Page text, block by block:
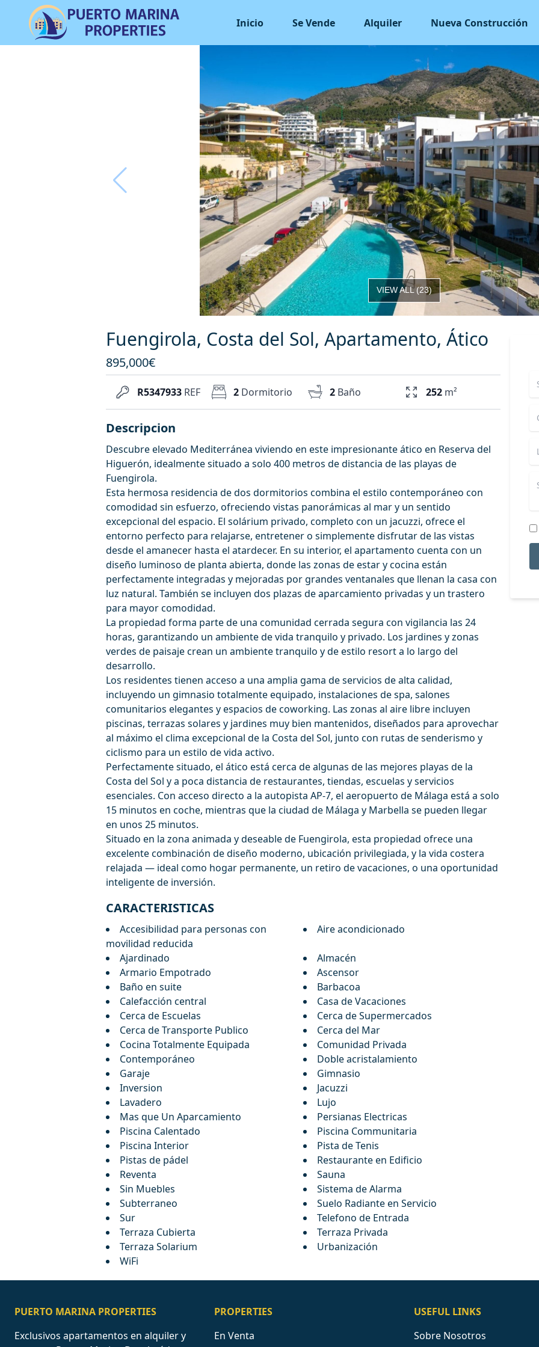
Inicio Se Vende Alquiler Nueva Construcción
VIEW ALL(23)
Fuengirola, Costa del Sol, Apartamento, Ático
895,000€
R5347933 REF 2 Dormitorio 2 Baño 252 m²
Descripcion
Descubre elevado Mediterránea viviendo en este impresionante ático en Reserva del
Higuerón, idealmente situado a solo 400 metros de distancia de las playas de
Fuengirola.
Esta hermosa residencia de dos dormitorios combina el estilo contemporáneo con
comodidad sin esfuerzo, ofreciendo vistas panorámicas al mar y un sentido
excepcional del espacio. El solárium privado, completo con un jacuzzi, ofrece el
entorno perfecto para relajarse, entretener o simplemente disfrutar de las vistas
desde el amanecer hasta el atardecer. En su interior, el apartamento cuenta con un
diseño luminoso de planta abierta, donde las zonas de estar y cocina están
perfectamente integradas y mejoradas por grandes ventanales que llenan la casa con
luz natural. También se incluyen dos plazas de aparcamiento privadas y un trastero
para mayor comodidad.
La propiedad forma parte de una comunidad cerrada segura con vigilancia las 24
horas, garantizando un ambiente de vida tranquilo y privado. Los jardines y zonas
verdes de paisaje crean un ambiente tranquilo y de estilo resort a lo largo del
desarrollo.
Los residentes tienen acceso a una amplia gama de servicios de alta calidad,
incluyendo un gimnasio totalmente equipado, instalaciones de spa, salones
comunitarios elegantes y espacios de coworking. Las zonas al aire libre incluyen
piscinas, terrazas solares y jardines muy bien mantenidos, diseñados para aprovechar
al máximo el clima excepcional de la Costa del Sol, junto con rutas de senderismo y
ciclismo para un estilo de vida activo.
Perfectamente situado, el ático está cerca de algunas de las mejores playas de la
Costa del Sol y a poca distancia de restaurantes, tiendas, escuelas y servicios
esenciales. Con acceso directo a la autopista AP-7, el aeropuerto de Málaga está a solo
15 minutos en coche, mientras que la ciudad de Málaga y Marbella se pueden llegar
en unos 25 minutos.
Situado en la zona animada y deseable de Fuengirola, esta propiedad ofrece una
excelente combinación de diseño moderno, ubicación privilegiada, y la vida costera
relajada — ideal como hogar permanente, un retiro de vacaciones, o una oportunidad
inteligente de inversión.
CARACTERISTICAS
Accesibilidad para personas con
movilidad reducida
Aire acondicionado
Ajardinado
Almacén
Armario Empotrado
Ascensor
Baño en suite
Barbacoa
Calefacción central
Casa de Vacaciones
Cerca de Escuelas
Cerca de Supermercados
Cerca de Transporte Publico
Cerca del Mar
Cocina Totalmente Equipada
Comunidad Privada
Contemporáneo
Doble acristalamiento
Garaje
Gimnasio
Inversion
Jacuzzi
Lavadero
Lujo
Mas que Un Aparcamiento
Persianas Electricas
Piscina Calentado
Piscina Communitaria
Piscina Interior
Pista de Tenis
Pistas de pádel
Restaurante en Edificio
Reventa
Sauna
Sin Muebles
Sistema de Alarma
Subterraneo
Suelo Radiante en Servicio
Sur
Telefono de Entrada
Terraza Cubierta
Terraza Privada
Terraza Solarium
Urbanización
WiFi
PUERTO MARINA PROPERTIES
Exclusivos apartamentos en alquiler y
PROPERTIES
En Venta
USEFUL LINKS
Sobre Nosotros